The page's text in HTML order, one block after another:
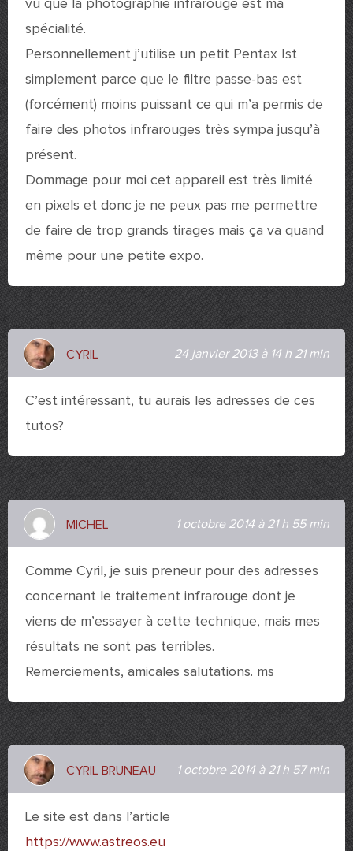
vu que la photographie infrarouge est ma
spécialité.
Personnellement j’utilise un petit Pentax Ist
simplement parce que le filtre passe-bas est
(forcément) moins puissant ce qui m’a permis de
faire des photos infrarouges très sympa jusqu’à
présent.
Dommage pour moi cet appareil est très limité
en pixels et donc je ne peux pas me permettre
de faire de trop grands tirages mais ça va quand
même pour une petite expo.
CYRIL 24 janvier 2013 à 14 h 21 min
C’est intéressant, tu aurais les adresses de ces
tutos?
MICHEL 1 octobre 2014 à 21 h 55 min
Comme Cyril, je suis preneur pour des adresses
concernant le traitement infrarouge dont je
viens de m’essayer à cette technique, mais mes
résultats ne sont pas terribles.
Remerciements, amicales salutations. ms
CYRIL BRUNEAU 1 octobre 2014 à 21 h 57 min
Le site est dans l’article
https://www.astreos.eu